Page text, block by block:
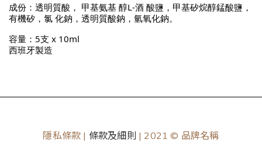
成份：透明質酸， 甲基氨基 醇L-酒 酸鹽，甲基矽烷醇錳酸鹽，
有機矽，氯 化鈉，透明質酸鈉，氫氧化鈉。
容量：5支 x 10ml
西班牙製造
隱私條款 | 條款及細則 | 2021 © 品牌名稱